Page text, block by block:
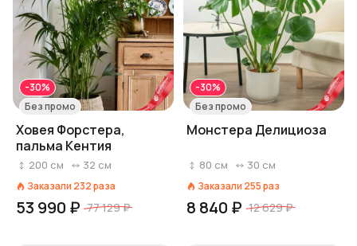
-30%
Без промо
Xовея Форстера,
пальма Кентия
200 см 32 см
Заказали 232раза
53 990 ₽ 77 129 ₽
-30%
Без промо
Монстера Делициоза
80 см 30 см
Заказали 255раз
8 840 ₽ 12 629 ₽